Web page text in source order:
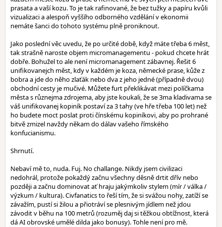
prasata a vaší kozu. To je tak rafinované, že bez tužky a papíru kvůli
vizualizaci a alespoň vyššího odborného vzdělání v ekonomii
nemáte šanci do tohoto systému plně proniknout.
Jako poslední věc uvedu, že po určité době, když máte třeba 6 měst,
tak strašně naroste objem micromanagementu - pokud chcete hrát
dobře. Bohužel to ale není micromanagement zábavnej. Řešit 6
unifikovanejch měst, kdy v každém je koza, německé prase, kůže z
bobra a jde do něho zlaťák nebo dva z jeho jedné (případně dvou)
obchodní cesty je mučivé. Můžete furt překlikávat mezi políčkama
města s různejma zdrojema, aby jste koukali, že se 3ma kladivama se
váš unifikovanej kopiník postaví za 3 tahy (ve hře třeba 100 let) než
ho budete moct poslat proti čínskému kopiníkovi, aby po prohrané
bitvě zmizel navždy někam do dálav vašeho římského
konfucianismu.
Shrnutí.
Nebaví mě to, nuda. Fuj. No challange. Nikdy jsem civilizaci
nedohrál, protože pokaždý začnu všechny děsně drtit dřív nebo
později a začnu dominovat ať hraju jakýmkoliv stylem (mír / válka /
výzkum / kultura). Civfanatics to řeší tím, že si svážou nohy, zatíží se
závažím, pustí si žilou a přiotráví se plesnivým jídlem než jdou
závodit v běhu na 100 metrů (rozuměj daj si těžkou obtížnost, která
dá AI obrovské umělé dilda jako bonusy). Tohle není pro mě.